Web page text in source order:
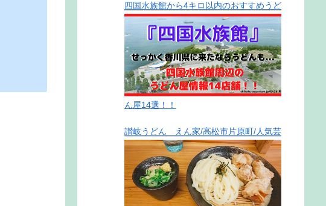
四国水族館から4キロ以内のおすすめうど
ん屋14選！！
讃岐うどん えん家/高松市片原町/人気芸